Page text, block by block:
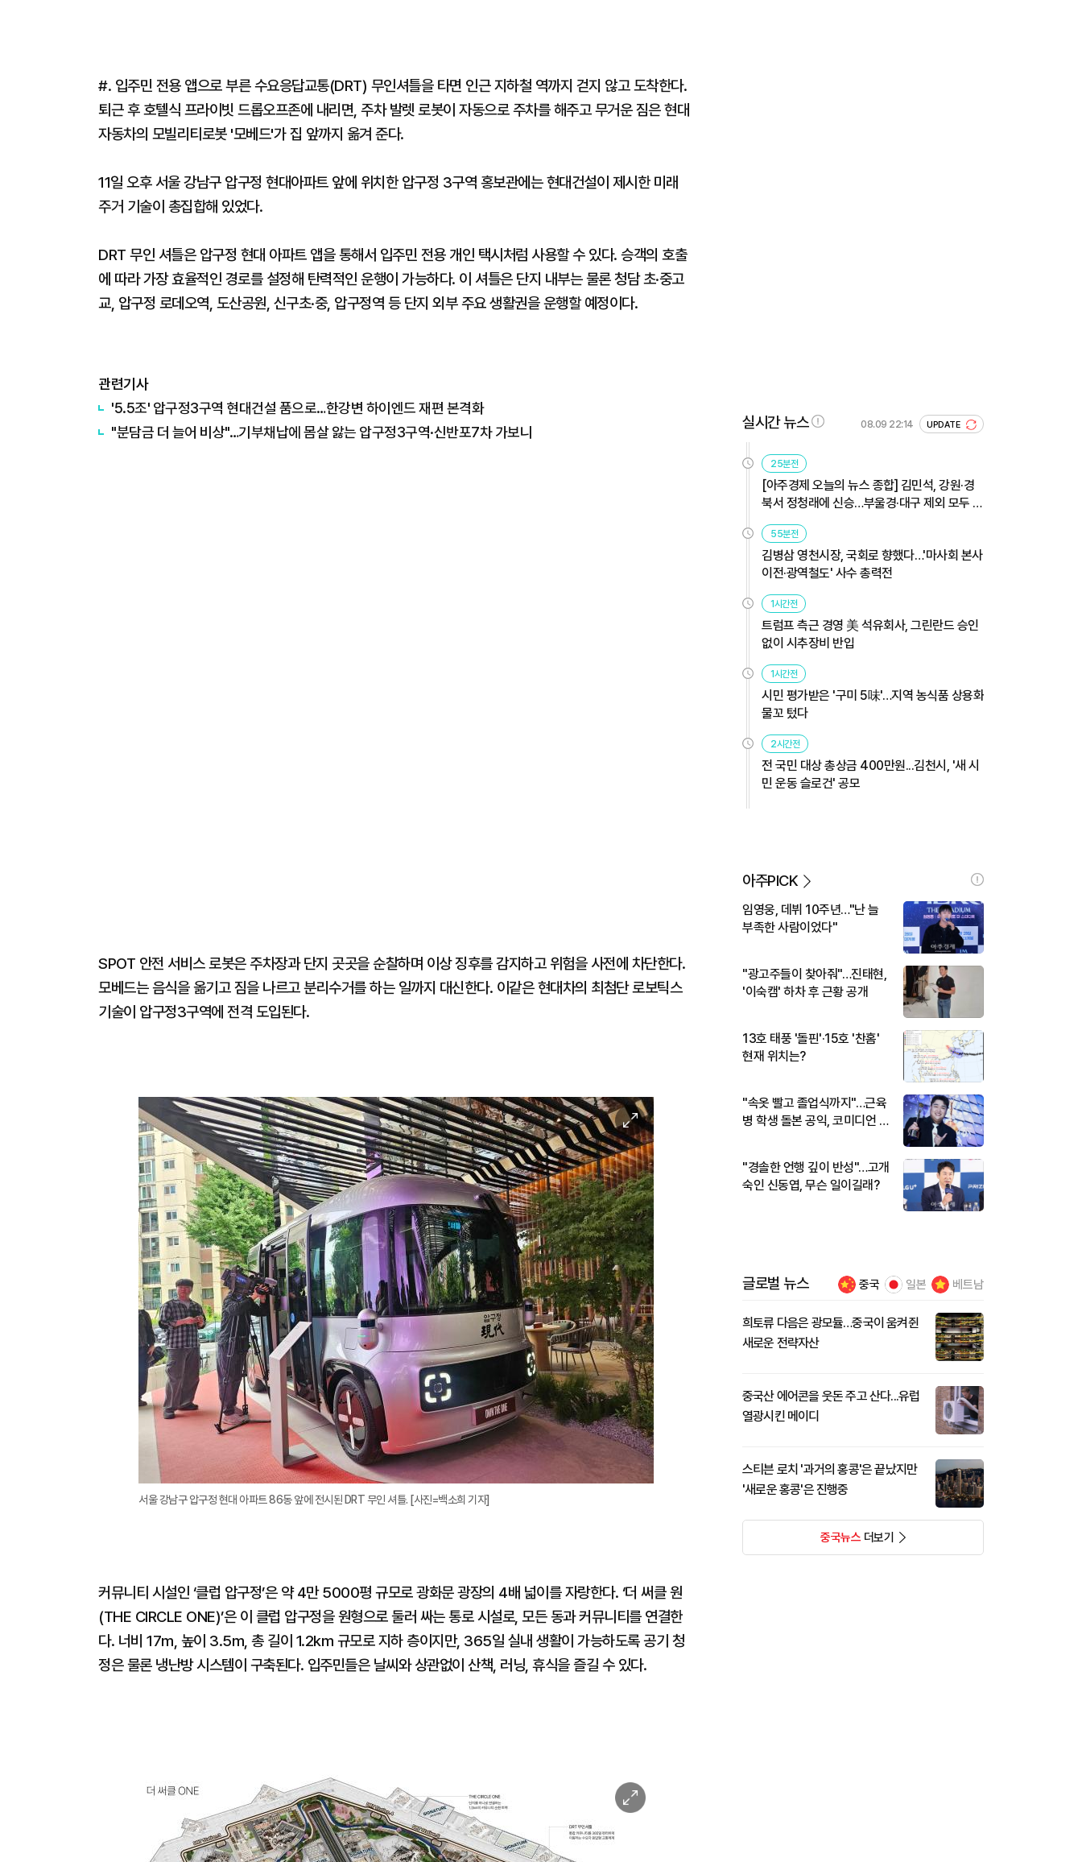
#. 입주민 전용 앱으로 부른 수요응답교통(DRT) 무인셔틀을 타면 인근 지하철 역까지 걷지 않고 도착한다.
퇴근 후 호텔식 프라이빗 드롭오프존에 내리면, 주차 발렛 로봇이 자동으로 주차를 해주고 무거운 짐은 현대
자동차의 모빌리티로봇 '모베드'가 집 앞까지 옮겨 준다.
11일 오후 서울 강남구 압구정 현대아파트 앞에 위치한 압구정 3구역 홍보관에는 현대건설이 제시한 미래
주거 기술이 총집합해 있었다.
DRT 무인 셔틀은 압구정 현대 아파트 앱을 통해서 입주민 전용 개인 택시처럼 사용할 수 있다. 승객의 호출
에 따라 가장 효율적인 경로를 설정해 탄력적인 운행이 가능하다. 이 셔틀은 단지 내부는 물론 청담 초·중고
교, 압구정 로데오역, 도산공원, 신구초·중, 압구정역 등 단지 외부 주요 생활권을 운행할 예정이다.
관련기사
'5.5조' 압구정3구역 현대건설 품으로…한강변 하이엔드 재편 본격화
"분담금 더 늘어 비상"…기부채납에 몸살 앓는 압구정3구역·신반포7차 가보니
SPOT 안전 서비스 로봇은 주차장과 단지 곳곳을 순찰하며 이상 징후를 감지하고 위험을 사전에 차단한다.
모베드는 음식을 옮기고 짐을 나르고 분리수거를 하는 일까지 대신한다. 이같은 현대차의 최첨단 로보틱스
기술이 압구정3구역에 전격 도입된다.
이
미
지
확
대
서울 강남구 압구정 현대 아파트 86동 앞에 전시된 DRT 무인 셔틀. [사진=백소희 기자]
커뮤니티 시설인 ‘클럽 압구정’은 약 4만 5000평 규모로 광화문 광장의 4배 넓이를 자랑한다. ‘더 써클 원
(THE CIRCLE ONE)’은 이 클럽 압구정을 원형으로 둘러 싸는 통로 시설로, 모든 동과 커뮤니티를 연결한
다. 너비 17m, 높이 3.5m, 총 길이 1.2km 규모로 지하 층이지만, 365일 실내 생활이 가능하도록 공기 청
정은 물론 냉난방 시스템이 구축된다. 입주민들은 날씨와 상관없이 산책, 러닝, 휴식을 즐길 수 있다.
이
미
실시간 뉴스 08.09 22:14 UPDATE
25분전
[아주경제 오늘의 뉴스 종합] 김민석, 강원·경
북서 정청래에 신승…부울경·대구 제외 모두 웃
었다 外
55분전
김병삼 영천시장, 국회로 향했다…'마사회 본사
이전·광역철도' 사수 총력전
1시간전
트럼프 측근 경영 美 석유회사, 그린란드 승인
없이 시추장비 반입
1시간전
시민 평가받은 '구미 5味'…지역 농식품 상용화
물꼬 텄다
2시간전
전 국민 대상 총상금 400만원...김천시, '새 시
민 운동 슬로건' 공모
아주PICK
임영웅, 데뷔 10주년…"난 늘
부족한 사람이었다"
"광고주들이 찾아줘"…진태현,
'이숙캠' 하차 후 근황 공개
13호 태풍 '돌핀'·15호 '찬홈'
현재 위치는?
"속옷 빨고 졸업식까지"…근육
병 학생 돌본 공익, 코미디언 김
"경솔한 언행 깊이 반성"…고개
숙인 신동엽, 무슨 일이길래?
글로벌 뉴스 중국 일본 베트남
희토류 다음은 광모듈…중국이 움켜쥔
새로운 전략자산
중국산 에어콘을 웃돈 주고 산다...유럽
열광시킨 메이디
스티븐 로치 '과거의 홍콩'은 끝났지만
'새로운 홍콩'은 진행중
중국뉴스더보기